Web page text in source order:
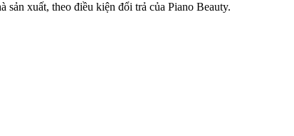
xuất, theo điều kiện đổi trả của Piano Beauty.